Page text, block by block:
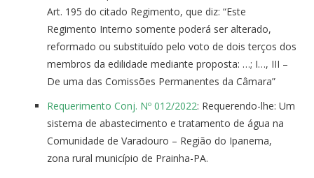
Art. 195 do citado Regimento, que diz: “Este
Regimento Interno somente poderá ser alterado,
reformado ou substituído pelo voto de dois terços dos
membros da edilidade mediante proposta: …; I…, III –
De uma das Comissões Permanentes da Câmara”
Requerimento Conj. Nº 012/2022: Requerendo-lhe: Um
sistema de abastecimento e tratamento de água na
Comunidade de Varadouro – Região do Ipanema,
zona rural município de Prainha-PA.